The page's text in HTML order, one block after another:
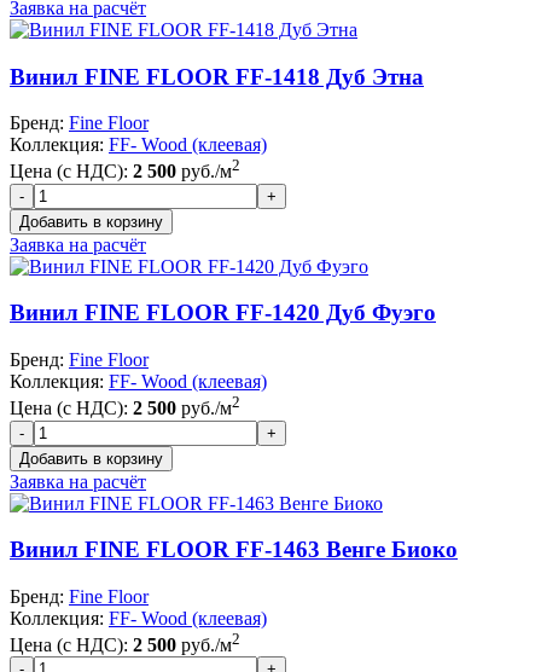
Заявка на расчёт
Винил FINE FLOOR FF-1418 Дуб Этна
Бренд: Fine Floor
Коллекция: FF- Wood (клеевая)
Цена (с НДС): 2 500 руб./м2
Заявка на расчёт
Винил FINE FLOOR FF-1420 Дуб Фуэго
Бренд: Fine Floor
Коллекция: FF- Wood (клеевая)
Цена (с НДС): 2 500 руб./м2
Заявка на расчёт
Винил FINE FLOOR FF-1463 Венге Биоко
Бренд: Fine Floor
Коллекция: FF- Wood (клеевая)
Цена (с НДС): 2 500 руб./м2